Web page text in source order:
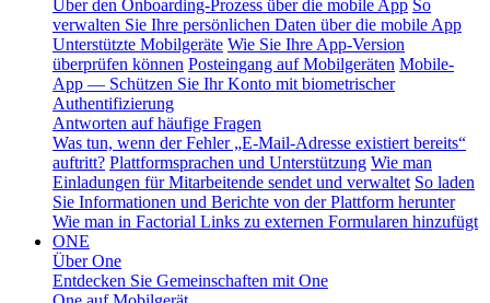
Über den Onboarding-Prozess über die mobile App So
verwalten Sie Ihre persönlichen Daten über die mobile App
Unterstützte Mobilgeräte Wie Sie Ihre App-Version
überprüfen können Posteingang auf Mobilgeräten Mobile-
App — Schützen Sie Ihr Konto mit biometrischer
Authentifizierung
Antworten auf häufige Fragen
Was tun, wenn der Fehler „E-Mail-Adresse existiert bereits“
auftritt? Plattformsprachen und Unterstützung Wie man
Einladungen für Mitarbeitende sendet und verwaltet So laden
Sie Informationen und Berichte von der Plattform herunter
Wie man in Factorial Links zu externen Formularen hinzufügt
ONE
Über One
Entdecken Sie Gemeinschaften mit One